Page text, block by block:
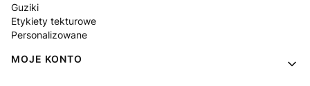
Guziki
Etykiety tekturowe
Personalizowane
MOJE KONTO